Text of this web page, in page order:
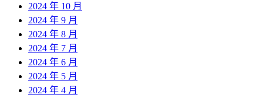
2024 年 10 月
2024 年 9 月
2024 年 8 月
2024 年 7 月
2024 年 6 月
2024 年 5 月
2024 年 4 月